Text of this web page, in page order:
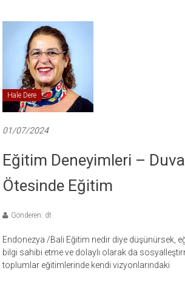
Hale Dere
01/07/2024
Eğitim Deneyimleri –
Ötesinde Eğitim
Gönderen: dt
Endonezya /Bali Eğitim nedir diye düşünürsek,
bilgi sahibi etme ve dolaylı olarak da
toplumlar eğitimlerinde kendi vizyonlarındaki